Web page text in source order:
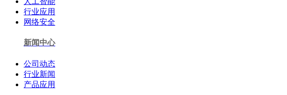
行业应用
网络安全
新闻中心
公司动态
行业新闻
产品应用